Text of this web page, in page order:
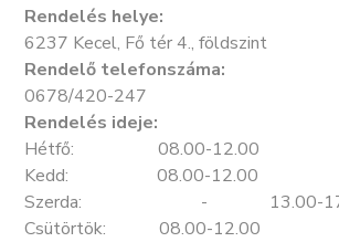
Rendelés helye:
6237 Kecel, Fő tér 4., földszint
Rendelő telefonszáma:
0678/420-247
Rendelés ideje:
Hétfő: 08.00-12.00
Kedd: 08.00-12.00
Szerda: - 13.00-
Csütörtök: 08.00-12.00